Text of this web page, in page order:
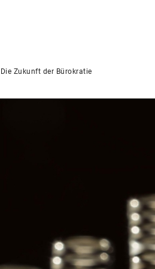
Die Zukunft der Bürokratie